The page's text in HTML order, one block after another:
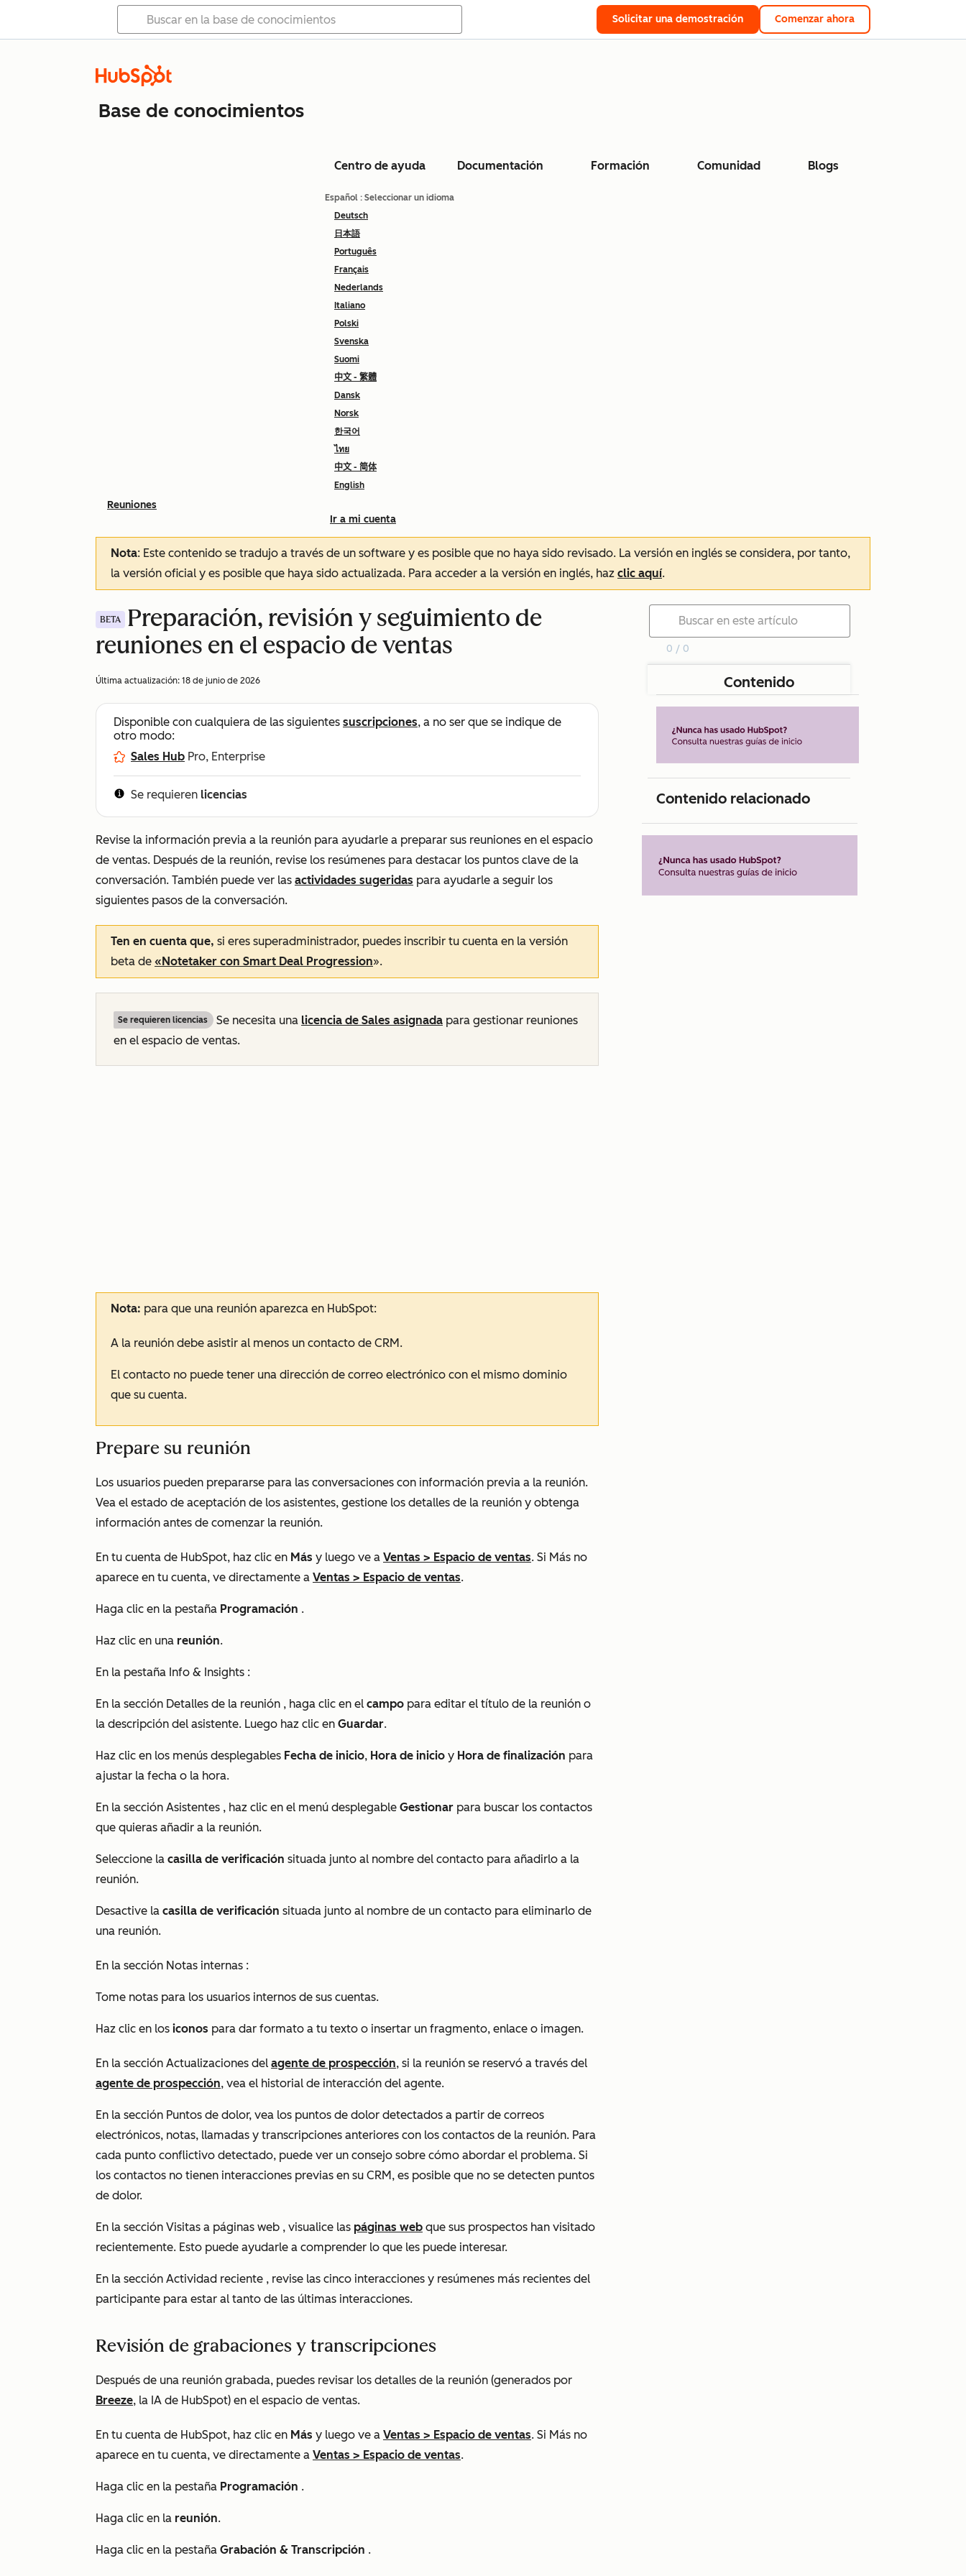
Solicitar una demostración Comenzar ahora
Base de conocimientos
Centro de ayuda Documentación Formación Comunidad Blogs
Español : Seleccionar un idioma
Deutsch
日本語
Português
Français
Nederlands
Italiano
Polski
Svenska
Suomi
中文 - 繁體
Dansk
Norsk
한국어
ไทย
中文 - 简体
English
Ir a mi cuenta
Reuniones
Nota: Este contenido se tradujo a través de un software y es posible que no haya sido revisado. La versión en inglés se considera, por tanto,
la versión oficial y es posible que haya sido actualizada. Para acceder a la versión en inglés, haz clic aquí.
BETA
Preparación, revisión y seguimiento de
reuniones en el espacio de ventas
Última actualización: 18 de junio de 2026
Disponible con cualquiera de las siguientes suscripciones, a no ser que se indique de
otro modo:
Sales Hub Pro, Enterprise
Se requieren licencias
Revise la información previa a la reunión para ayudarle a preparar sus reuniones en el espacio
de ventas. Después de la reunión, revise los resúmenes para destacar los puntos clave de la
conversación. También puede ver las actividades sugeridas para ayudarle a seguir los
siguientes pasos de la conversación.
Ten en cuenta que, si eres superadministrador, puedes inscribir tu cuenta en la versión
beta de «Notetaker con Smart Deal Progression».
Se requieren licencias Se necesita una licencia de Sales asignada para gestionar reuniones
en el espacio de ventas.
Nota: para que una reunión aparezca en HubSpot:
A la reunión debe asistir al menos un contacto de CRM.
El contacto no puede tener una dirección de correo electrónico con el mismo dominio
que su cuenta.
Prepare su reunión
Los usuarios pueden prepararse para las conversaciones con información previa a la reunión.
Vea el estado de aceptación de los asistentes, gestione los detalles de la reunión y obtenga
información antes de comenzar la reunión.
En tu cuenta de HubSpot, haz clic en Más y luego ve a Ventas > Espacio de ventas. Si Más no
aparece en tu cuenta, ve directamente a Ventas > Espacio de ventas.
Haga clic en la pestaña Programación .
Haz clic en una reunión.
En la pestaña Info & Insights :
En la sección Detalles de la reunión , haga clic en el campo para editar el título de la reunión o
la descripción del asistente. Luego haz clic en Guardar.
Haz clic en los menús desplegables Fecha de inicio, Hora de inicio y Hora de finalización para
ajustar la fecha o la hora.
En la sección Asistentes , haz clic en el menú desplegable Gestionar para buscar los contactos
que quieras añadir a la reunión.
Seleccione la casilla de verificación situada junto al nombre del contacto para añadirlo a la
reunión.
Desactive la casilla de verificación situada junto al nombre de un contacto para eliminarlo de
una reunión.
En la sección Notas internas :
Tome notas para los usuarios internos de sus cuentas.
Haz clic en los iconos para dar formato a tu texto o insertar un fragmento, enlace o imagen.
En la sección Actualizaciones del agente de prospección, si la reunión se reservó a través del
agente de prospección, vea el historial de interacción del agente.
En la sección Puntos de dolor, vea los puntos de dolor detectados a partir de correos
electrónicos, notas, llamadas y transcripciones anteriores con los contactos de la reunión. Para
cada punto conflictivo detectado, puede ver un consejo sobre cómo abordar el problema. Si
los contactos no tienen interacciones previas en su CRM, es posible que no se detecten puntos
de dolor.
En la sección Visitas a páginas web , visualice las páginas web que sus prospectos han visitado
recientemente. Esto puede ayudarle a comprender lo que les puede interesar.
En la sección Actividad reciente , revise las cinco interacciones y resúmenes más recientes del
participante para estar al tanto de las últimas interacciones.
Revisión de grabaciones y transcripciones
Después de una reunión grabada, puedes revisar los detalles de la reunión (generados por
Breeze, la IA de HubSpot) en el espacio de ventas.
En tu cuenta de HubSpot, haz clic en Más y luego ve a Ventas > Espacio de ventas. Si Más no
aparece en tu cuenta, ve directamente a Ventas > Espacio de ventas.
Haga clic en la pestaña Programación .
Haga clic en la reunión.
Haga clic en la pestaña Grabación & Transcripción .
0 / 0
Contenido
Contenido relacionado